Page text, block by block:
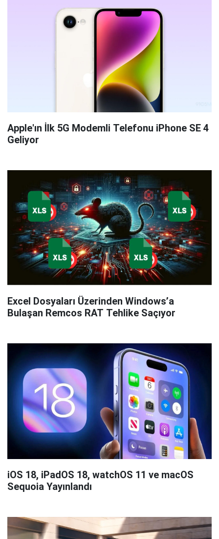
Apple'ın İlk 5G Modemli Telefonu iPhone SE 4
Geliyor
Excel Dosyaları Üzerinden Windows’a
Bulaşan Remcos RAT Tehlike Saçıyor
iOS 18, iPadOS 18, watchOS 11 ve macOS
Sequoia Yayınlandı